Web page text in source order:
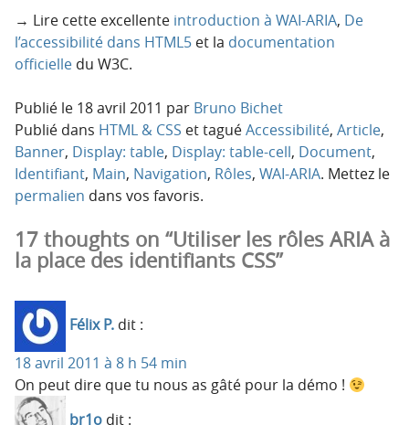
→ Lire cette excellente introduction à WAI-ARIA, De
l’accessibilité dans HTML5 et la documentation
officielle du W3C.
Publié le 18 avril 2011 par Bruno Bichet
Publié dans HTML & CSS et taguéAccessibilité, Article,
Banner, Display: table, Display: table-cell, Document,
Identifiant, Main, Navigation, Rôles, WAI-ARIA. Mettez le
permalien dans vos favoris.
17 thoughts on “Utiliser les rôles ARIA à
la place des identifiants CSS”
Félix P. dit :
18 avril 2011 à 8 h 54 min
On peut dire que tu nous as gâté pour la démo !
br1o dit :